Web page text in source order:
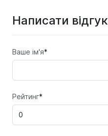
Написати відгук
Ваше ім'я*
Рейтинг*